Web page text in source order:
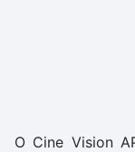
O Cine Vision